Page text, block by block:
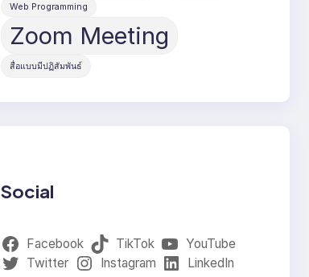
Web Programming
Zoom Meeting
สื่อแบบมีปฏิสัมพันธ์
Social
Facebook TikTok
YouTube
Twitter
Instagram LinkedIn